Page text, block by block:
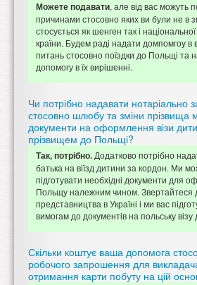
Можете подавати, але від вас можуть
причинами стосовно яких ви були не в
стосується як шенген так і
країни. Будем раді надати домпомгоу в
питань стосовно поїздки до Польщі та
допомогу в їх вирішенні.
Чи потрібно надавати нотаріально
стосовно шлюбу та зміни прізвища
документи на оформлення візи
прізвищем до Польщі?
Так, потрібно. Додатково потрібно
батька на віїзд дитини за кордон. Ми
підготувати необхідні документи для
Польщу належним чином. Звертайтеся
представництва в Україні і ми вас
вимогам до документів на польську
Скільки коштує ваша допомога
робочого запрошення для
отримання карти побуту на цій